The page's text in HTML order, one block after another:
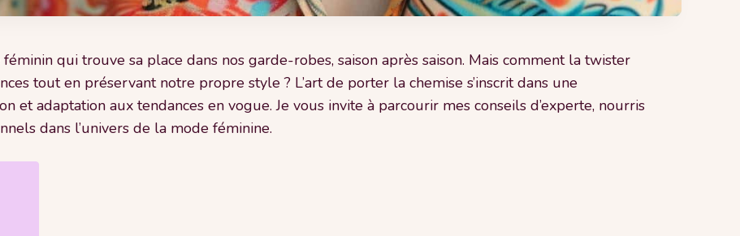
qui trouve sa place dans nos garde-robes, saison après saison. Mais comment la twister
tout en préservant notre propre style ? L’art de porter la chemise s’inscrit dans une
et adaptation aux tendances en vogue. Je vous invite à parcourir mes conseils d’experte, nourris
dans l’univers de la mode féminine.